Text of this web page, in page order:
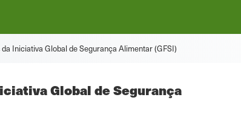
Iniciativa Global de Segurança Alimentar (GFSI)
Global de Segurança